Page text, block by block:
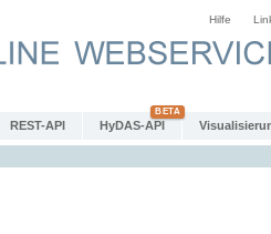
Hilfe
REST-API HyDAS-API